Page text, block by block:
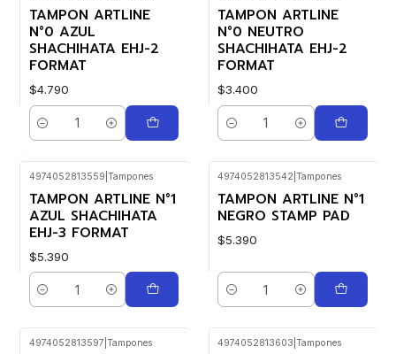
TAMPON ARTLINE
N°0 AZUL
SHACHIHATA EHJ-2
FORMAT
$4.790
Cantidad
TAMPON ARTLINE
N°0 NEUTRO
SHACHIHATA EHJ-2
FORMAT
$3.400
Cantidad
4974052813559 Tampones
TAMPON ARTLINE N°1
AZUL SHACHIHATA
EHJ-3 FORMAT
$5.390
Cantidad
4974052813542 Tampones
TAMPON ARTLINE N°1
NEGRO STAMP PAD
$5.390
Cantidad
4974052813597 Tampones 4974052813603 Tampones